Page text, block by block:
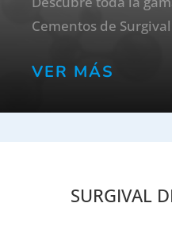
Cementos de Surgival
VER MÁS
SURGIVAL